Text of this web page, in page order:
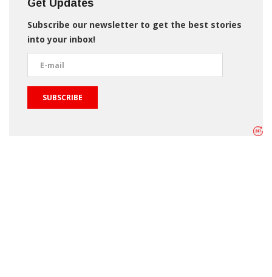
Get Updates
Subscribe our newsletter to get the best stories
into your inbox!
SUBSCRIBE